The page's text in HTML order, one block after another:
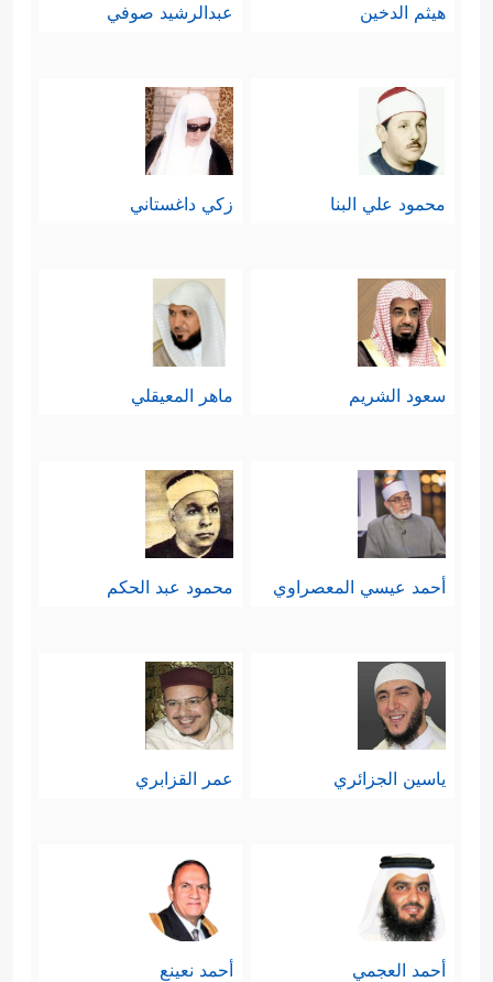
هيثم الدخين عبدالرشيد صوفي
محمود علي البنا زكي داغستاني
سعود الشريم ماهر المعيقلي
أحمد عيسي المعصراوي محمود عبد الحكم
ياسين الجزائري عمر القزابري
أحمد العجمي أحمد نعينع